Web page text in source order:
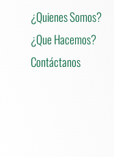
¿Quienes Somos?
¿Que Hacemos?
Contáctanos